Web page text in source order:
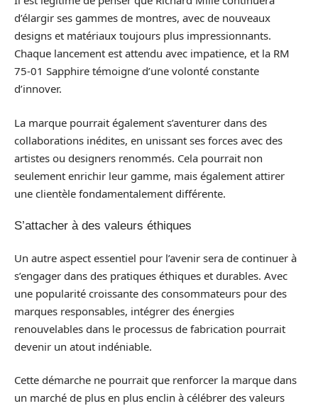
d’élargir ses gammes de montres, avec de nouveaux
designs et matériaux toujours plus impressionnants.
Chaque lancement est attendu avec impatience, et la RM
75-01 Sapphire témoigne d’une volonté constante
d’innover.
La marque pourrait également s’aventurer dans des
collaborations inédites, en unissant ses forces avec des
artistes ou designers renommés. Cela pourrait non
seulement enrichir leur gamme, mais également attirer
une clientèle fondamentalement différente.
S’attacher à des valeurs éthiques
Un autre aspect essentiel pour l’avenir sera de continuer à
s’engager dans des pratiques éthiques et durables. Avec
une popularité croissante des consommateurs pour des
marques responsables, intégrer des énergies
renouvelables dans le processus de fabrication pourrait
devenir un atout indéniable.
Cette démarche ne pourrait que renforcer la marque dans
un marché de plus en plus enclin à célébrer des valeurs